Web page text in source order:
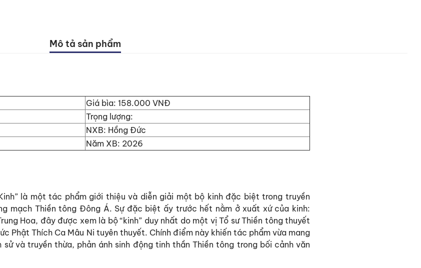
Mô tả sản phẩm
Giá bìa: 158.000 VNĐ
Trọng lượng:
NXB: Hồng Đức
Năm XB: 2026
là một tác phẩm giới thiệu và diễn giải một bộ kinh đặc biệt trong truyền
mạch Thiền tông Đông Á. Sự đặc biệt ấy trước hết nằm ở xuất xứ của kinh:
Hoa, đây được xem là bộ “kinh” duy nhất do một vị Tổ sư Thiền tông thuyết
Phật Thích Ca Mâu Ni tuyên thuyết. Chính điểm này khiến tác phẩm vừa mang
và truyền thừa, phản ánh sinh động tinh thần Thiền tông trong bối cảnh văn